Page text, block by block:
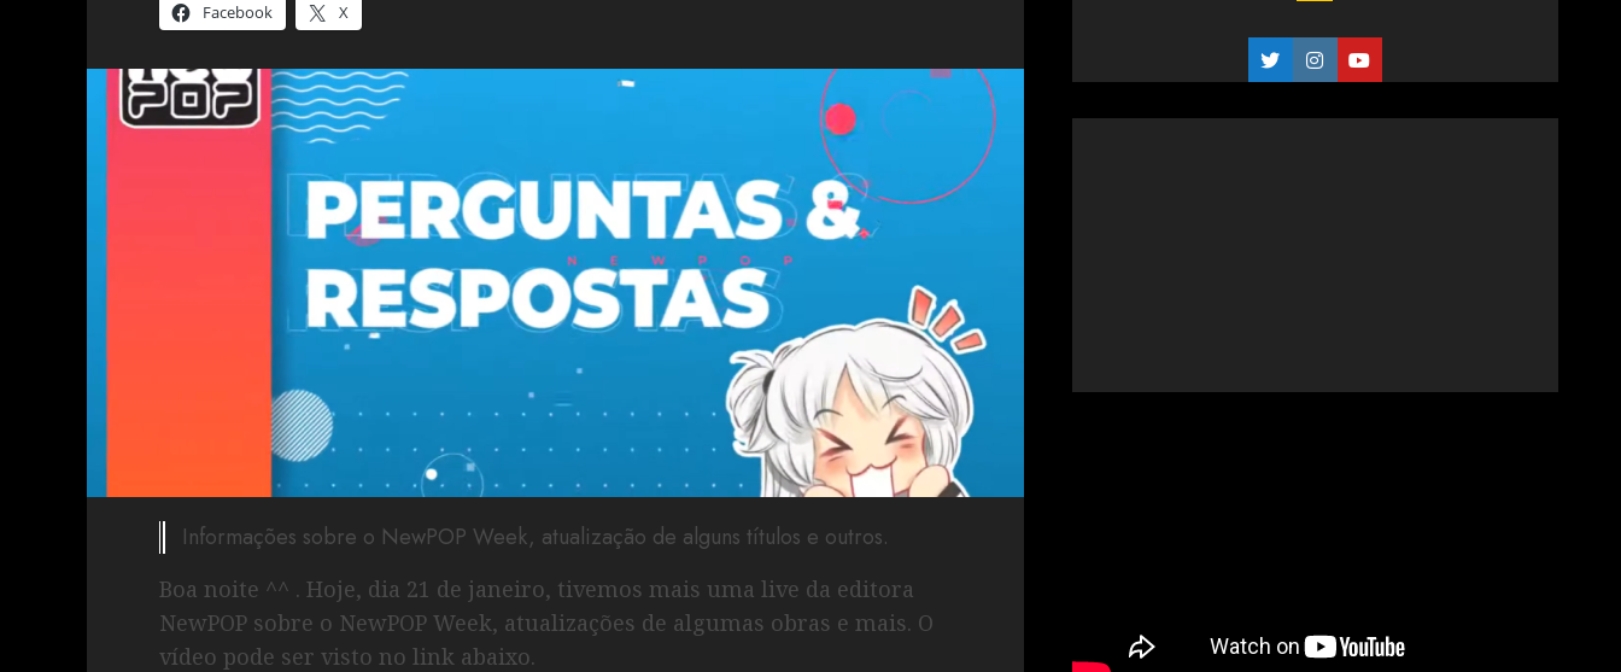
Facebook
X
Informações sobre o NewPOP Week, atualização de alguns títulos e outros.
Boa noite ^^ . Hoje, dia 21 de janeiro, tivemos mais uma live da editora
NewPOP sobre o NewPOP Week, atualizações de algumas obras e mais. O
vídeo pode ser visto no link abaixo.